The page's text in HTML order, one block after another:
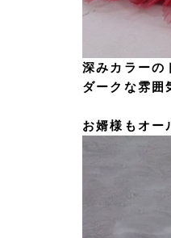
深みカラーの
ダークな雰囲
お婿様もオ